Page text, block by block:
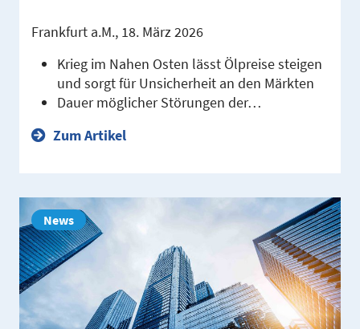
Frankfurt a.M., 18. März 2026
Krieg im Nahen Osten lässt Ölpreise steigen
und sorgt für Unsicherheit an den Märkten
Dauer möglicher Störungen der…
Zum Artikel
News